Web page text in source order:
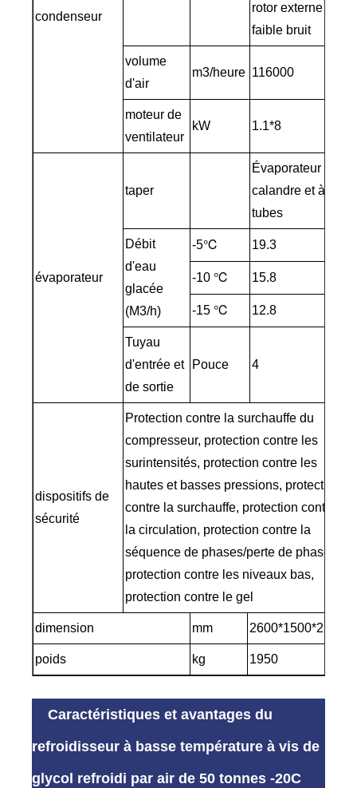
condenseur
rotor externe à
faible bruit
volume
d'air
m3/heure 116000
moteur de
ventilateur
kW 1.1*8
évaporateur
taper
Évaporateur à
calandre et à
tubes
Débit
d'eau
glacée
(M3/h)
-5℃ 19.3
-10 ℃ 15.8
-15 ℃ 12.8
Tuyau
d'entrée et
de sortie
Pouce 4
dispositifs de
sécurité
Protection contre la surchauffe du
compresseur, protection contre les
surintensités, protection contre les
hautes et basses pressions, protection
contre la surchauffe, protection contre
la circulation, protection contre la
séquence de phases/perte de phase,
protection contre les niveaux bas,
protection contre le gel
dimension mm 2600*1500*2100
poids kg 1950
Caractéristiques et avantages du
refroidisseur à basse température à vis de
glycol refroidi par air de 50 tonnes -20C